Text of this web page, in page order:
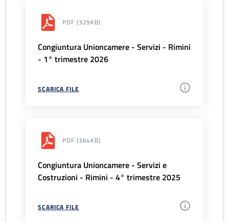
PDF (329KB)
Congiuntura Unioncamere - Servizi - Rimini
- 1° trimestre 2026
SCARICA FILE
PDF (364KB)
Congiuntura Unioncamere - Servizi e
Costruzioni - Rimini - 4° trimestre 2025
SCARICA FILE